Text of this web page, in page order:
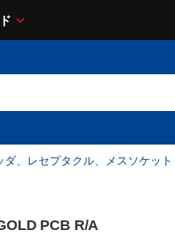
、レセプタクル、メスソケット
PCB R/A